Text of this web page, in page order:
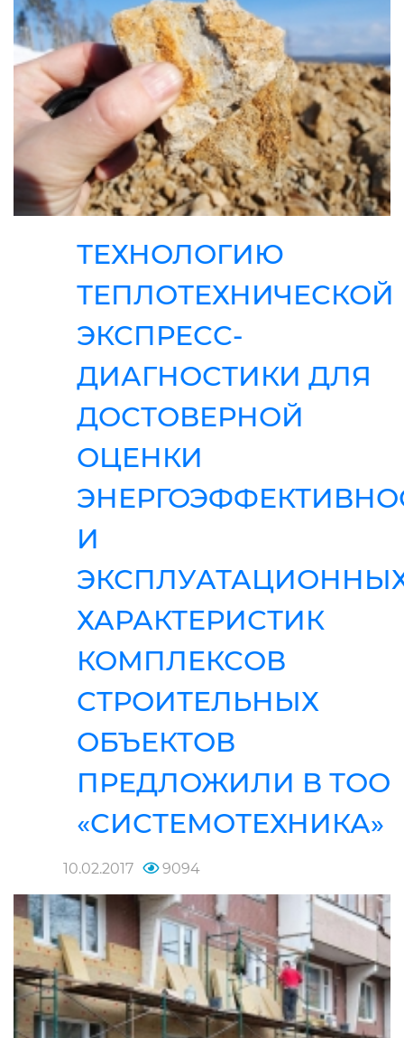
ТЕХНОЛОГИЮ
ТЕПЛОТЕХНИЧЕСКОЙ
ЭКСПРЕСС-
ДИАГНОСТИКИ ДЛЯ
ДОСТОВЕРНОЙ
ОЦЕНКИ
И
ХАРАКТЕРИСТИК
КОМПЛЕКСОВ
СТРОИТЕЛЬНЫХ
ОБЪЕКТОВ
ПРЕДЛОЖИЛИ В ТОО
«СИСТЕМОТЕХНИКА»
10.02.2017 9094